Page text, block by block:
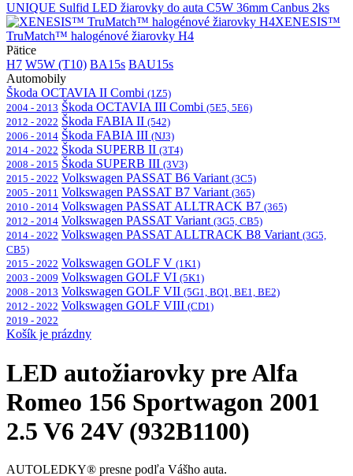
UNIQUE Sulfid LED žiarovky do auta C5W 36mm Canbus 2ks
XENESIS™
TruMatch™ halogénové žiarovky H4
Pätice
H7 W5W (T10) BA15s BAU15s
Automobily
Škoda OCTAVIA II Combi (1Z5)
2004 - 2013 Škoda OCTAVIA III Combi (5E5, 5E6)
2012 - 2022 Škoda FABIA II (542)
2006 - 2014 Škoda FABIA III (NJ3)
2014 - 2022 Škoda SUPERB II (3T4)
2008 - 2015 Škoda SUPERB III (3V3)
2015 - 2022 Volkswagen PASSAT B6 Variant (3C5)
2005 - 2011 Volkswagen PASSAT B7 Variant (365)
2010 - 2014 Volkswagen PASSAT ALLTRACK B7 (365)
2012 - 2014 Volkswagen PASSAT Variant (3G5, CB5)
2014 - 2022 Volkswagen PASSAT ALLTRACK B8 Variant (3G5,
CB5)
2015 - 2022 Volkswagen GOLF V (1K1)
2003 - 2009 Volkswagen GOLF VI (5K1)
2008 - 2013 Volkswagen GOLF VII (5G1, BQ1, BE1, BE2)
2012 - 2022 Volkswagen GOLF VIII (CD1)
2019 - 2022
Košík je prázdny
LED autožiarovky pre Alfa
Romeo 156 Sportwagon 2001
2.5 V6 24V (932B1100)
AUTOLEDKY® presne podľa Vášho auta.